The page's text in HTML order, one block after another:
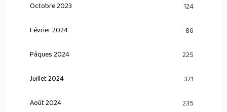
Octobre 2023 124
Février 2024 86
Pâques 2024 225
Juillet 2024 371
Août 2024 235